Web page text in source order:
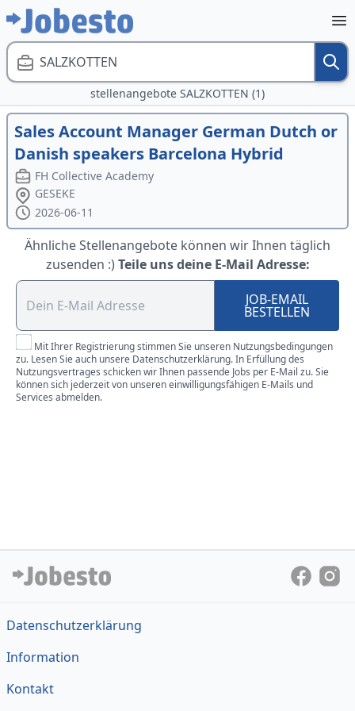
SALZKOTTEN
stellenangebote SALZKOTTEN (1)
Sales Account Manager German Dutch or
Danish speakers Barcelona Hybrid
FH Collective Academy
GESEKE
2026-06-11
Ähnliche Stellenangebote können wir Ihnen täglich
zusenden :) Teile uns deine E-Mail Adresse:
JOB-EMAIL
BESTELLEN
Mit Ihrer Registrierung stimmen Sie unseren Nutzungsbedingungen
zu. Lesen Sie auch unsere Datenschutzerklärung. In Erfüllung des
Nutzungsvertrages schicken wir Ihnen passende Jobs per E-Mail zu. Sie
können sich jederzeit von unseren einwilligungsfähigen E-Mails und
Services abmelden.
Datenschutzerklärung
Information
Kontakt